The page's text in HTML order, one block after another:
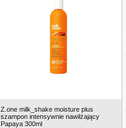
Z.one milk_shake moisture plus
szampon intensywnie nawilżający
Papaya 300ml